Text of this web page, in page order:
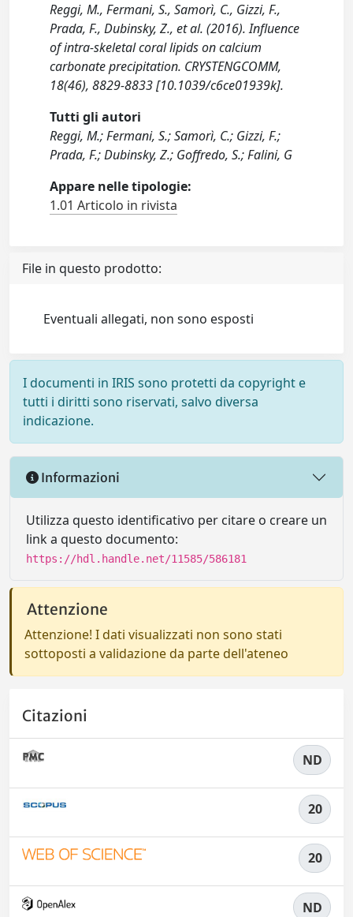
Reggi, M., Fermani, S., Samorì, C., Gizzi, F.,
Prada, F., Dubinsky, Z., et al. (2016). Influence
of intra-skeletal coral lipids on calcium
carbonate precipitation. CRYSTENGCOMM,
18(46), 8829-8833 [10.1039/c6ce01939k].
Tutti gli autori
Reggi, M.; Fermani, S.; Samorì, C.; Gizzi, F.;
Prada, F.; Dubinsky, Z.; Goffredo, S.; Falini, G
Appare nelle tipologie:
1.01 Articolo in rivista
File in questo prodotto:
Eventuali allegati, non sono esposti
I documenti in IRIS sono protetti da copyright e
tutti i diritti sono riservati, salvo diversa
indicazione.
Informazioni
Utilizza questo identificativo per citare o creare un
link a questo documento:
https://hdl.handle.net/11585/586181
Attenzione
Attenzione! I dati visualizzati non sono stati
sottoposti a validazione da parte dell'ateneo
Citazioni
ND
20
20
ND